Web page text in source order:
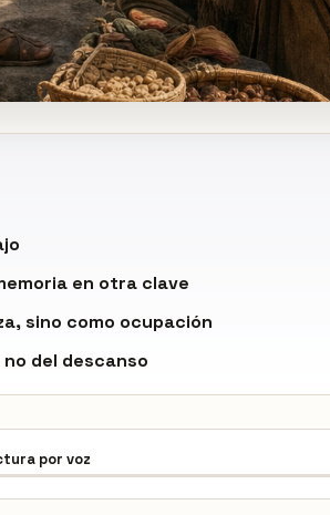
en otra clave
sino como ocupación
del descanso
por voz